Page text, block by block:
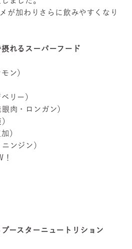
が加わりさらに飲みやすくなり
れるスーパーフード
ン）
リー）
肉・ロンガン）
）
ンジン）
ースターニュートリション